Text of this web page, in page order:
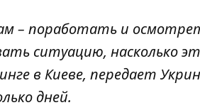
– поработать и
ситуацию, насколько
в Киеве, передает
дней.